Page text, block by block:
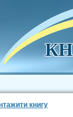
книгу